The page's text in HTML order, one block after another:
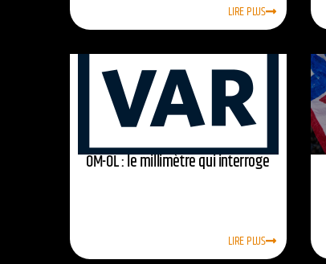
LIRE PLUS
OM-OL : le millimètre qui interroge
LIRE PLUS